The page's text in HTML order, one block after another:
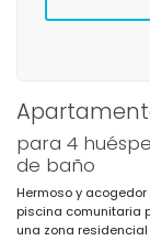
para 4
de baño
Hermoso y
piscina comunitaria
una zona